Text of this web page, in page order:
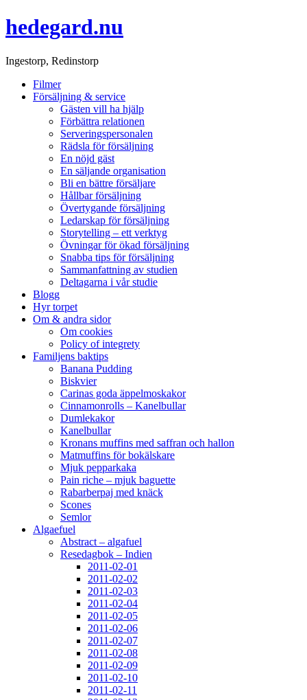
hedegard.nu
Ingestorp, Redinstorp
Filmer
Försäljning & service
Gästen vill ha hjälp
Förbättra relationen
Serveringspersonalen
Rädsla för försäljning
En nöjd gäst
En säljande organisation
Bli en bättre försäljare
Hållbar försäljning
Övertygande försäljning
Ledarskap för försäljning
Storytelling – ett verktyg
Övningar för ökad försäljning
Snabba tips för försäljning
Sammanfattning av studien
Deltagarna i vår studie
Blogg
Hyr torpet
Om & andra sidor
Om cookies
Policy of integrety
Familjens baktips
Banana Pudding
Biskvier
Carinas goda äppelmoskakor
Cinnamonrolls – Kanelbullar
Dumlekakor
Kanelbullar
Kronans muffins med saffran och hallon
Matmuffins för bokälskare
Mjuk pepparkaka
Pain riche – mjuk baguette
Rabarberpaj med knäck
Scones
Semlor
Algaefuel
Abstract – algafuel
Resedagbok – Indien
2011-02-01
2011-02-02
2011-02-03
2011-02-04
2011-02-05
2011-02-06
2011-02-07
2011-02-08
2011-02-09
2011-02-10
2011-02-11